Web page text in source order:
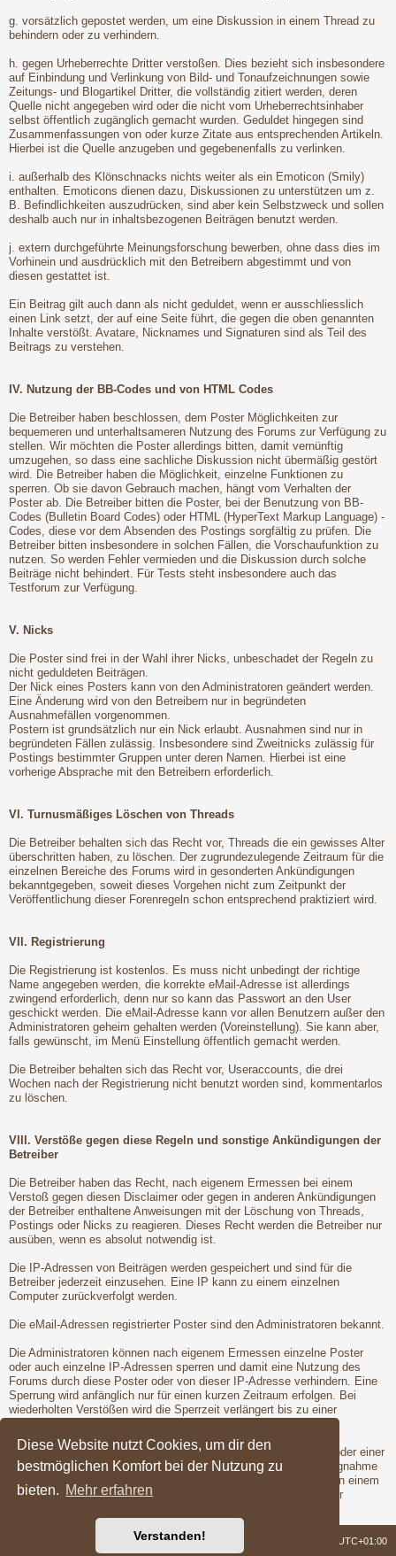
Diese Website nutzt Cookies, um dir den
bestmöglichen Komfort bei der Nutzung zu
bieten. Mehr erfahren
Verstanden!
g. vorsätzlich gepostet werden, um eine Diskussion in einem Thread zu
behindern oder zu verhindern.
h. gegen Urheberrechte Dritter verstoßen. Dies bezieht sich insbesondere
auf Einbindung und Verlinkung von Bild- und Tonaufzeichnungen sowie
Zeitungs- und Blogartikel Dritter, die vollständig zitiert werden, deren
Quelle nicht angegeben wird oder die nicht vom Urheberrechtsinhaber
selbst öffentlich zugänglich gemacht wurden. Geduldet hingegen sind
Zusammenfassungen von oder kurze Zitate aus entsprechenden Artikeln.
Hierbei ist die Quelle anzugeben und gegebenenfalls zu verlinken.
i. außerhalb des Klönschnacks nichts weiter als ein Emoticon (Smily)
enthalten. Emoticons dienen dazu, Diskussionen zu unterstützen um z.
B. Befindlichkeiten auszudrücken, sind aber kein Selbstzweck und sollen
deshalb auch nur in inhaltsbezogenen Beiträgen benutzt werden.
j. extern durchgeführte Meinungsforschung bewerben, ohne dass dies im
Vorhinein und ausdrücklich mit den Betreibern abgestimmt und von
diesen gestattet ist.
Ein Beitrag gilt auch dann als nicht geduldet, wenn er ausschliesslich
einen Link setzt, der auf eine Seite führt, die gegen die oben genannten
Inhalte verstößt. Avatare, Nicknames und Signaturen sind als Teil des
Beitrags zu verstehen.
IV. Nutzung der BB-Codes und von HTML Codes
Die Betreiber haben beschlossen, dem Poster Möglichkeiten zur
bequemeren und unterhaltsameren Nutzung des Forums zur Verfügung zu
stellen. Wir möchten die Poster allerdings bitten, damit vernünftig
umzugehen, so dass eine sachliche Diskussion nicht übermäßig gestört
wird. Die Betreiber haben die Möglichkeit, einzelne Funktionen zu
sperren. Ob sie davon Gebrauch machen, hängt vom Verhalten der
Poster ab. Die Betreiber bitten die Poster, bei der Benutzung von BB-
Codes (Bulletin Board Codes) oder HTML (HyperText Markup Language) -
Codes, diese vor dem Absenden des Postings sorgfältig zu prüfen. Die
Betreiber bitten insbesondere in solchen Fällen, die Vorschaufunktion zu
nutzen. So werden Fehler vermieden und die Diskussion durch solche
Beiträge nicht behindert. Für Tests steht insbesondere auch das
Testforum zur Verfügung.
V. Nicks
Die Poster sind frei in der Wahl ihrer Nicks, unbeschadet der Regeln zu
nicht geduldeten Beiträgen.
Der Nick eines Posters kann von den Administratoren geändert werden.
Eine Änderung wird von den Betreibern nur in begründeten
Ausnahmefällen vorgenommen.
Postern ist grundsätzlich nur ein Nick erlaubt. Ausnahmen sind nur in
begründeten Fällen zulässig. Insbesondere sind Zweitnicks zulässig für
Postings bestimmter Gruppen unter deren Namen. Hierbei ist eine
vorherige Absprache mit den Betreibern erforderlich.
VI. Turnusmäßiges Löschen von Threads
Die Betreiber behalten sich das Recht vor, Threads die ein gewisses Alter
überschritten haben, zu löschen. Der zugrundezulegende Zeitraum für die
einzelnen Bereiche des Forums wird in gesonderten Ankündigungen
bekanntgegeben, soweit dieses Vorgehen nicht zum Zeitpunkt der
Veröffentlichung dieser Forenregeln schon entsprechend praktiziert wird.
VII. Registrierung
Die Registrierung ist kostenlos. Es muss nicht unbedingt der richtige
Name angegeben werden, die korrekte eMail-Adresse ist allerdings
zwingend erforderlich, denn nur so kann das Passwort an den User
geschickt werden. Die eMail-Adresse kann vor allen Benutzern außer den
Administratoren geheim gehalten werden (Voreinstellung). Sie kann aber,
falls gewünscht, im Menü Einstellung öffentlich gemacht werden.
Die Betreiber behalten sich das Recht vor, Useraccounts, die drei
Wochen nach der Registrierung nicht benutzt worden sind, kommentarlos
zu löschen.
VIII. Verstöße gegen diese Regeln und sonstige Ankündigungen der
Betreiber
Die Betreiber haben das Recht, nach eigenem Ermessen bei einem
Verstoß gegen diesen Disclaimer oder gegen in anderen Ankündigungen
der Betreiber enthaltene Anweisungen mit der Löschung von Threads,
Postings oder Nicks zu reagieren. Dieses Recht werden die Betreiber nur
ausüben, wenn es absolut notwendig ist.
Die IP-Adressen von Beiträgen werden gespeichert und sind für die
Betreiber jederzeit einzusehen. Eine IP kann zu einem einzelnen
Computer zurückverfolgt werden.
Die eMail-Adressen registrierter Poster sind den Administratoren bekannt.
Die Administratoren können nach eigenem Ermessen einzelne Poster
oder auch einzelne IP-Adressen sperren und damit eine Nutzung des
Forums durch diese Poster oder von dieser IP-Adresse verhindern. Eine
Sperrung wird anfänglich nur für einen kurzen Zeitraum erfolgen. Bei
wiederholten Verstößen wird die Sperrzeit verlängert bis zu einer
Vor der Löschung eines Nicks oder der Sperrung eines Posters oder einer
IP-Adresse wird dem betroffenen Poster Gelegenheit zur Stellungnahme
gegeben. Dies ist jedoch nur dann möglich, wenn der Verstoß von einem
registrierten Poster begangen wird. Erst nach der Gelegenheit zur
UTC+01:00